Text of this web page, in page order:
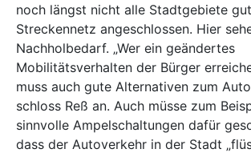
noch längst nicht alle Stadtgebiete
Streckennetz angeschlossen. Hier
Nachholbedarf. „Wer ein geändertes
Mobilitätsverhalten der Bürger
muss auch gute Alternativen zum Auto
schloss Reß an. Auch müsse zum
sinnvolle Ampelschaltungen dafür
dass der Autoverkehr in der Stadt